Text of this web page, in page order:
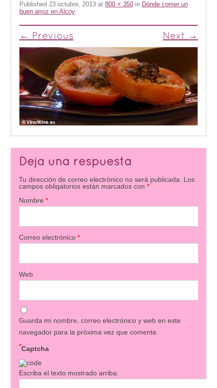
Published 23 octubre, 2013at 800 × 350in Dónde comer un
buen arroz en Alcoy
← Previous Next →
Deja una respuesta
Tu dirección de correo electrónico no será publicada.
Los
campos obligatorios están marcados con *
Nombre *
Correo electrónico *
Web
Guarda mi nombre, correo electrónico y web en este
navegador para la próxima vez que comente.
Captcha
*
Escriba el texto mostrado arriba: